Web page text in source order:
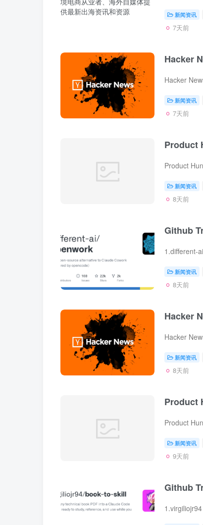
新闻资讯
7天前
Hacker
新闻资讯
7天前
Product
新闻资讯
8天前
Github
新闻资讯
8天前
Hacker
新闻资讯
8天前
Product
新闻资讯
9天前
Github